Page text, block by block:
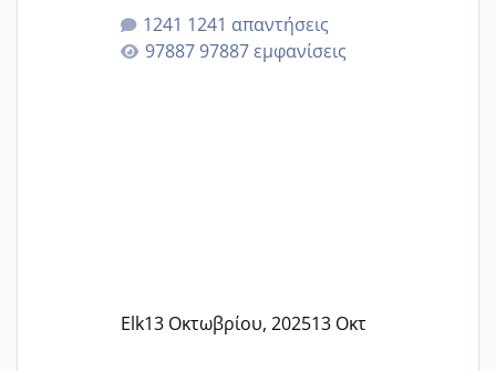
κλείσω ραντεβού για την αυχενική είναι
καμιά άλλη κοπέλα να γεννάει Μάιο ;;
1241 απαντήσεις
97887 εμφανίσεις
Elk13 Οκτωβρίου, 202513 Οκτ